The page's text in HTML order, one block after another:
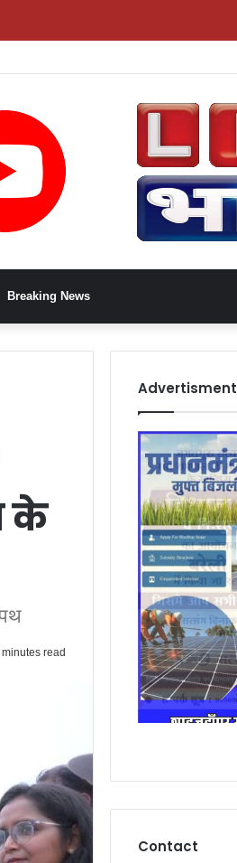
Breaking News
के
read
Advertisment